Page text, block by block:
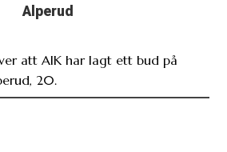
Alperud
att AIK har lagt ett bud på
20.